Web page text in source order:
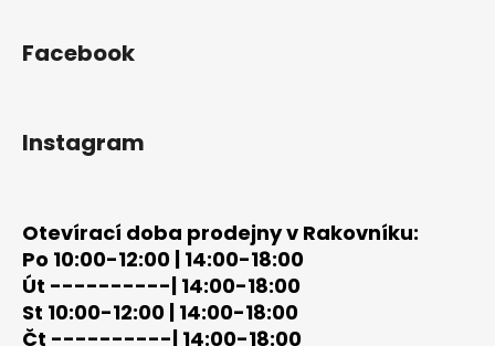
Facebook
Instagram
Otevírací doba prodejny v Rakovníku:
Po 10:00-12:00 | 14:00-18:00
Út ----------| 14:00-18:00
St 10:00-12:00 | 14:00-18:00
Čt ----------| 14:00-18:00